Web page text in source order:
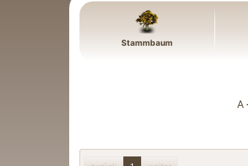
Stammbaum
A